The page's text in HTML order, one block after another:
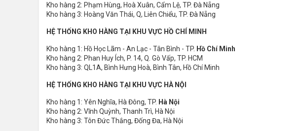
Kho hàng 2: Phạm Hùng, Hoà Xuân, Cẩm Lệ, TP. Đà Nẵng
Kho hàng 3: Hoàng Văn Thái, Q, Liên Chiểu, TP. Đà Nẵng
HỆ THỐNG KHO HÀNG TẠI KHU VỰC HỒ CHÍ MINH
Kho hàng 1: Hồ Học Lãm - An Lạc - Tân Bình - TP. Hồ Chí Minh
Kho hàng 2: Phan Huy Ích, P. 14, Q. Gò Vấp, TP. HCM
Kho hàng 3: QL1A, Bình Hưng Hoà, Bình Tân, Hồ Chí Minh
HỆ THỐNG KHO HÀNG TẠI KHU VỰC HÀ NỘI
Kho hàng 1: Yên Nghĩa, Hà Đông, TP. Hà Nội
Kho hàng 2: Vĩnh Quỳnh, Thanh Trì, Hà Nội
Kho hàng 3: Tôn Đức Thắng, Đống Đa, Hà Nội